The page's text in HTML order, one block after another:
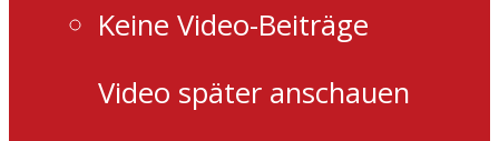
Keine Video-Beiträge
Video später anschauen